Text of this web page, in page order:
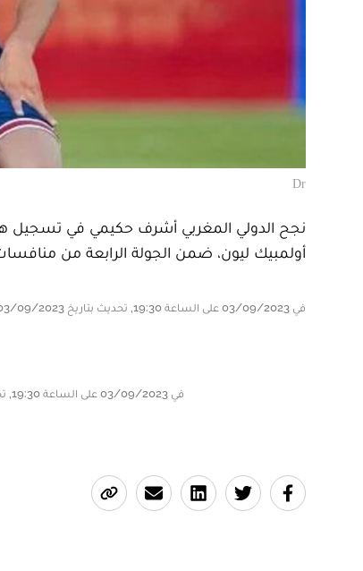
Dr
نجح الدولي المغربي أشرف حكيمي في تسجيل
أولمبيك ليون، ضمن الجولة الرابعة من
في 03/09/2023 على الساعة 19:30, تحديث بتاريخ 03/09/2023 على الساعة 19:31
في 03/09/2023 على الساعة 19:30, تحديث بتاريخ 03/09/2023 على الساعة 19:31